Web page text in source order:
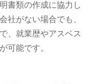
書類の作成に協力し
社がない場合でも、
、就業歴やアスベス
可能です。